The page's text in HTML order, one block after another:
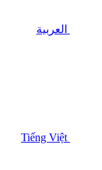
العربية
Tiếng Việt